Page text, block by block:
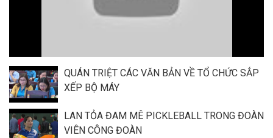
QUÁN TRIỆT CÁC VĂN BẢN VỀ TỔ CHỨC SẮP
XẾP BỘ MÁY
LAN TỎA ĐAM MÊ PICKLEBALL TRONG ĐOÀN
VIÊN CÔNG ĐOÀN